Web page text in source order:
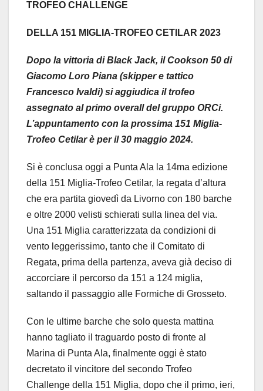
TROFEO CHALLENGE
DELLA 151 MIGLIA-TROFEO CETILAR 2023
Dopo la vittoria di Black Jack, il Cookson 50 di
Giacomo Loro Piana (skipper e tattico
Francesco Ivaldi) si aggiudica il trofeo
assegnato al primo overall del gruppo ORCi.
L’appuntamento con la prossima 151 Miglia-
Trofeo Cetilar è per il 30 maggio 2024.
Si è conclusa oggi a Punta Ala la 14ma edizione
della 151 Miglia-Trofeo Cetilar, la regata d’altura
che era partita giovedì da Livorno con 180 barche
e oltre 2000 velisti schierati sulla linea del via.
Una 151 Miglia caratterizzata da condizioni di
vento leggerissimo, tanto che il Comitato di
Regata, prima della partenza, aveva già deciso di
accorciare il percorso da 151 a 124 miglia,
saltando il passaggio alle Formiche di Grosseto.
Con le ultime barche che solo questa mattina
hanno tagliato il traguardo posto di fronte al
Marina di Punta Ala, finalmente oggi è stato
decretato il vincitore del secondo Trofeo
Challenge della 151 Miglia, dopo che il primo, ieri,